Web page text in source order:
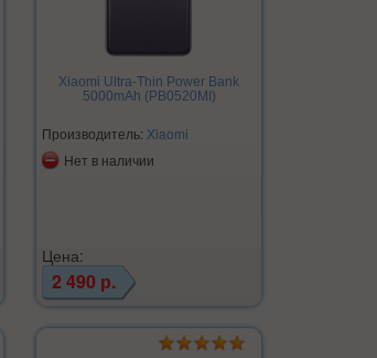
Xiaomi Ultra-Thin Power Bank
5000mAh (PB0520MI)
Производитель: Xiaomi
Нет в наличии
Цена:
2 490 р.